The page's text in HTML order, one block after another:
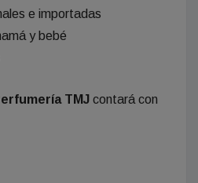
e importadas
y bebé
TMJ contará con